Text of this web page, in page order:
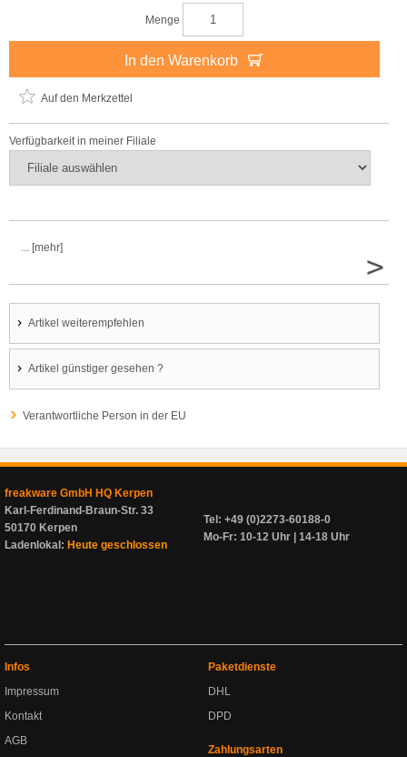
Menge
In den Warenkorb
Auf den Merkzettel
Verfügbarkeit in meiner Filiale
... [mehr]
>
Artikel weiterempfehlen
Artikel günstiger gesehen ?
Verantwortliche Person in der EU
freakware GmbH HQ Kerpen
Karl-Ferdinand-Braun-Str. 33
50170 Kerpen
Ladenlokal: Heute geschlossen
Tel: +49 (0)2273-60188-0
Mo-Fr: 10-12 Uhr | 14-18 Uhr
Infos
Impressum
Kontakt
AGB
Paketdienste
DHL
DPD
Zahlungsarten